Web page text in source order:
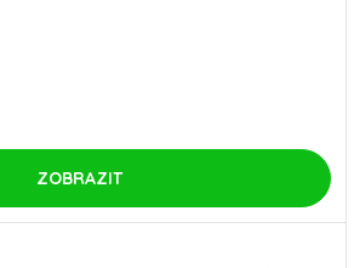
ZOBRAZIT